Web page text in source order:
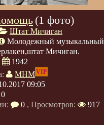
(1 фото)
Штат Мичиган
Молодежный музыкальный
Мичиган.
1942
МНМVIP
09:05
0
0 , Просмотров:
917